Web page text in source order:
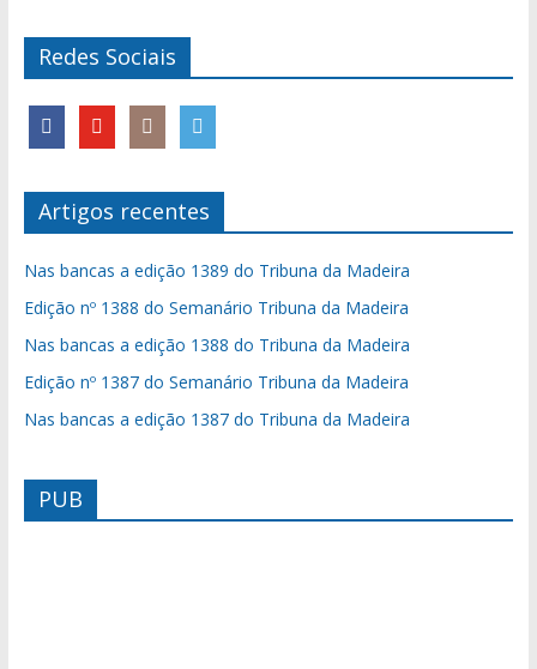
Redes Sociais
Artigos recentes
Nas bancas a edição 1389 do Tribuna da Madeira
Edição nº 1388 do Semanário Tribuna da Madeira
Nas bancas a edição 1388 do Tribuna da Madeira
Edição nº 1387 do Semanário Tribuna da Madeira
Nas bancas a edição 1387 do Tribuna da Madeira
PUB